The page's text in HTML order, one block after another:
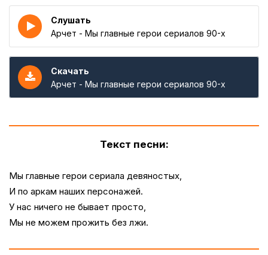
Слушать
Арчет - Мы главные герои сериалов 90-х
Скачать
Арчет - Мы главные герои сериалов 90-х
Текст песни:
Мы главные герои сериала девяностых,
И по аркам наших персонажей.
У нас ничего не бывает просто,
Мы не можем прожить без лжи.